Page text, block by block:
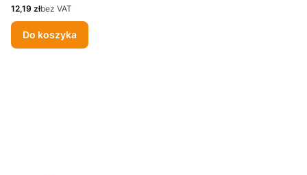
Cena
12,19 złbez VAT
Do koszyka